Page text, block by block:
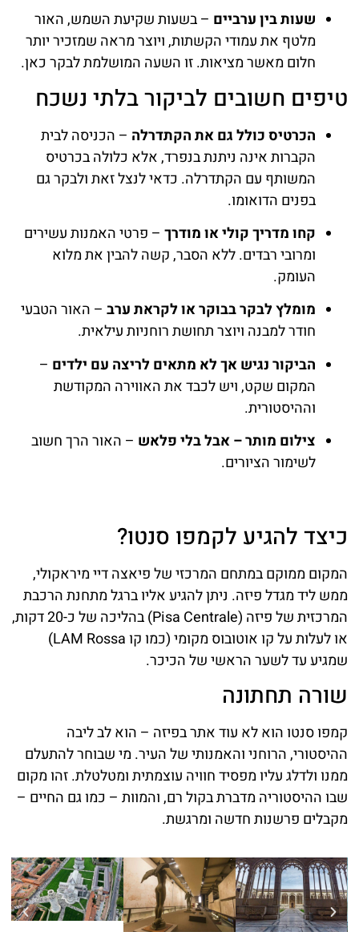
שעות בין ערביים – בשעות שקיעת השמש, האור
מלטף את עמודי הקשתות, ויוצר מראה שמזכיר יותר
חלום מאשר מציאות. זו השעה המושלמת לבקר כאן.
טיפים חשובים לביקור בלתי נשכח
הכרטיס כולל גם את הקתדרלה – הכניסה לבית
הקברות אינה ניתנת בנפרד, אלא כלולה בכרטיס
המשותף עם הקתדרלה. כדאי לנצל זאת ולבקר גם
בפנים הדואומו.
קחו מדריך קולי או מודרך – פרטי האמנות עשירים
ומרובי רבדים. ללא הסבר, קשה להבין את מלוא
העומק.
מומלץ לבקר בבוקר או לקראת ערב – האור הטבעי
חודר למבנה ויוצר תחושת רוחניות עילאית.
הביקור נגיש אך לא מתאים לריצה עם ילדים –
המקום שקט, ויש לכבד את האווירה המקודשת
וההיסטורית.
צילום מותר – אבל בלי פלאש – האור הרך חשוב
לשימור הציורים.
כיצד להגיע לקמפו סנטו?
המקום ממוקם במתחם המרכזי של פיאצה דיי מיראקולי,
ממש ליד מגדל פיזה. ניתן להגיע אליו ברגל מתחנת הרכבת
המרכזית של פיזה (Pisa Centrale) בהליכה של כ-20 דקות,
או לעלות על קו אוטובוס מקומי (כמו קו LAM Rossa)
שמגיע עד לשער הראשי של הכיכר.
שורה תחתונה
קמפו סנטו הוא לא עוד אתר בפיזה – הוא לב ליבה
ההיסטורי, הרוחני והאמנותי של העיר. מי שבוחר להתעלם
ממנו ולדלג עליו מפסיד חוויה עוצמתית ומטלטלת. זהו מקום
שבו ההיסטוריה מדברת בקול רם, והמוות – כמו גם החיים –
מקבלים פרשנות חדשה ומרגשת.